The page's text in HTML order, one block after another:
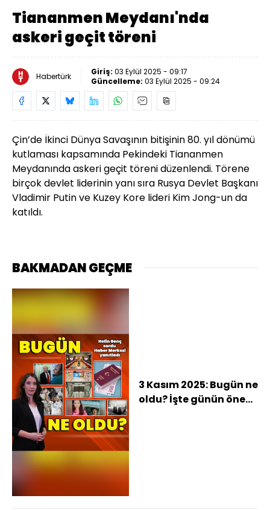
Tiananmen Meydanı'nda
askeri geçit töreni
Habertürk Giriş: 03 Eylül 2025 - 09:17
Güncelleme: 03 Eylül 2025 - 09:24
Çin’de İkinci Dünya Savaşının bitişinin 80. yıl dönümü
kutlaması kapsamında Pekindeki Tiananmen
Meydanında askeri geçit töreni düzenlendi. Törene
birçok devlet liderinin yanı sıra Rusya Devlet Başkanı
Vladimir Putin ve Kuzey Kore lideri Kim Jong-un da
katıldı.
BAKMADAN GEÇME
3 Kasım 2025: Bugün ne
oldu? İşte günün öne